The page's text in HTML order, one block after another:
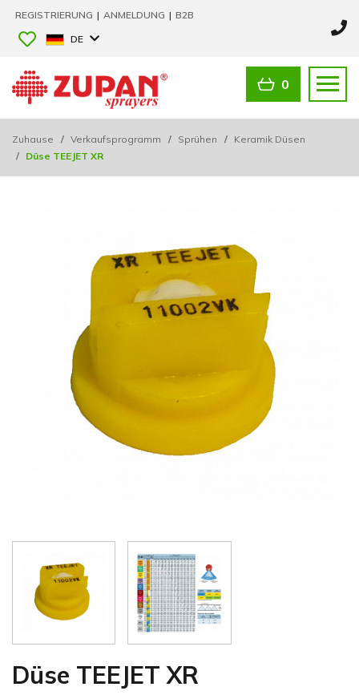
REGISTRIERUNG | ANMELDUNG | B2B
DE
0
Zuhause / Verkaufsprogramm / Sprühen / Keramik Düsen
/ Düse TEEJET XR
Düse TEEJET XR